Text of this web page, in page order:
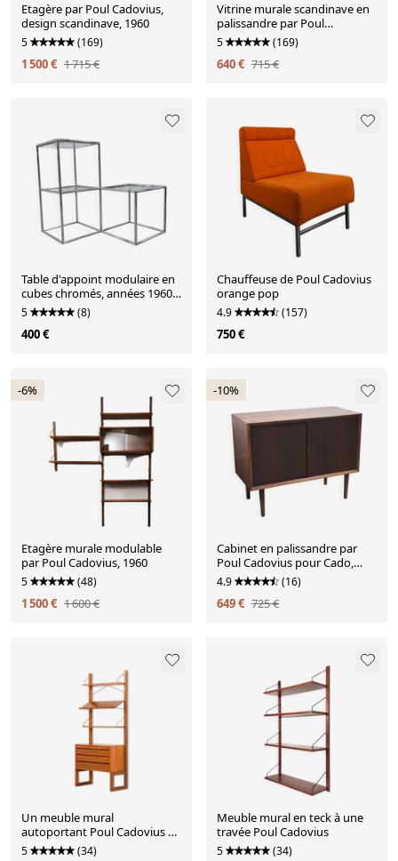
Etagère par Poul Cadovius,
design scandinave, 1960
5 (169)
1 500 € 1 715 €
Vitrine murale scandinave en
palissandre par Poul
Cadovius, 1960
5 (169)
640 € 715 €
Table d'appoint modulaire en
cubes chromés, années 1960
Poul Cadovius Série Abstracta
5 (8)
400 €
Chauffeuse de Poul Cadovius
orange pop
4.9 (157)
750 €
-6%
Etagère murale modulable
par Poul Cadovius, 1960
5 (48)
1 500 € 1 600 €
-10%
Cabinet en palissandre par
Poul Cadovius pour Cado,
années 1960.
4.9 (16)
649 € 725 €
Un meuble mural
autoportant Poul Cadovius en
teck pour Cado, années 1960.
5 (34)
Meuble mural en teck à une
travée Poul Cadovius
5 (34)